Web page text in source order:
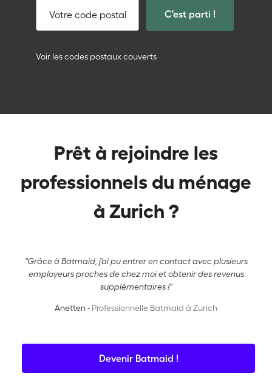
Votre code postal C'est parti !
Voir les codes postaux couverts
Prêt à rejoindre les
professionnels du ménage
à Zurich ?
"Grâce à Batmaid, j'ai pu entrer en contact avec plusieurs
employeurs proches de chez moi et obtenir des revenus
supplémentaires !"
Anetten - Professionnelle Batmaid à Zurich
Devenir Batmaid !